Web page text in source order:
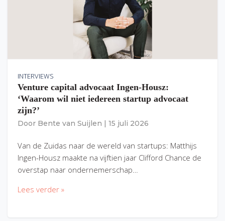
INTERVIEWS
Venture capital advocaat Ingen-Housz:
‘Waarom wil niet iedereen startup advocaat
zijn?’
Door Bente van Suijlen 15 juli 2026
Van de Zuidas naar de wereld van startups: Matthijs
Ingen-Housz maakte na vijftien jaar Clifford Chance de
overstap naar ondernemerschap…
Lees verder »